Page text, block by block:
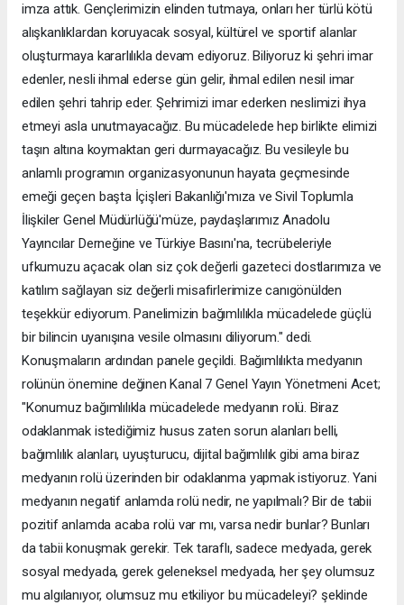
imza attık. Gençlerimizin elinden tutmaya, onları her türlü kötü
alışkanlıklardan koruyacak sosyal, kültürel ve sportif alanlar
oluşturmaya kararlılıkla devam ediyoruz. Biliyoruz ki şehri imar
edenler, nesli ihmal ederse gün gelir, ihmal edilen nesil imar
edilen şehri tahrip eder. Şehrimizi imar ederken neslimizi ihya
etmeyi asla unutmayacağız. Bu mücadelede hep birlikte elimizi
taşın altına koymaktan geri durmayacağız. Bu vesileyle bu
anlamlı programın organizasyonunun hayata geçmesinde
emeği geçen başta İçişleri Bakanlığı'mıza ve Sivil Toplumla
İlişkiler Genel Müdürlüğü'müze, paydaşlarımız Anadolu
Yayıncılar Derneğine ve Türkiye Basını'na, tecrübeleriyle
ufkumuzu açacak olan siz çok değerli gazeteci dostlarımıza ve
katılım sağlayan siz değerli misafirlerimize canıgönülden
teşekkür ediyorum. Panelimizin bağımlılıkla mücadelede güçlü
bir bilincin uyanışına vesile olmasını diliyorum." dedi.
Konuşmaların ardından panele geçildi. Bağımlılıkta medyanın
rolünün önemine değinen Kanal 7 Genel Yayın Yönetmeni Acet;
"Konumuz bağımlılıkla mücadelede medyanın rolü. Biraz
odaklanmak istediğimiz husus zaten sorun alanları belli,
bağımlılık alanları, uyuşturucu, dijital bağımlılık gibi ama biraz
medyanın rolü üzerinden bir odaklanma yapmak istiyoruz. Yani
medyanın negatif anlamda rolü nedir, ne yapılmalı? Bir de tabii
pozitif anlamda acaba rolü var mı, varsa nedir bunlar? Bunları
da tabii konuşmak gerekir. Tek taraflı, sadece medyada, gerek
sosyal medyada, gerek geleneksel medyada, her şey olumsuz
mu algılanıyor, olumsuz mu etkiliyor bu mücadeleyi? şeklinde